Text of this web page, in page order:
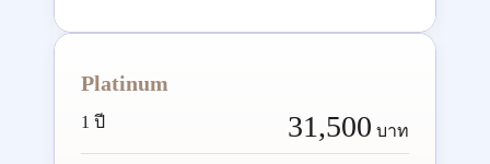
Platinum
1 ปี 31,500 บาท